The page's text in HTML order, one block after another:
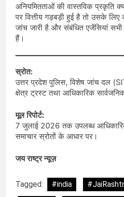
अनियमितताओं की वास्तविक प्रकृति
पर वित्तीय गड़बड़ी हुई है तो उसके
जांच जारी है और संबंधित एजेंसियां
हैं।
स्रोत:
उत्तर प्रदेश पुलिस, विशेष जांच दल
क्षेत्र ट्रस्ट तथा आधिकारिक
मूल रिपोर्ट:
7 जुलाई 2026 तक उपलब्ध
समाचार स्रोतों के आधार पर।
जय राष्ट्र न्यूज़
Tagged: #india